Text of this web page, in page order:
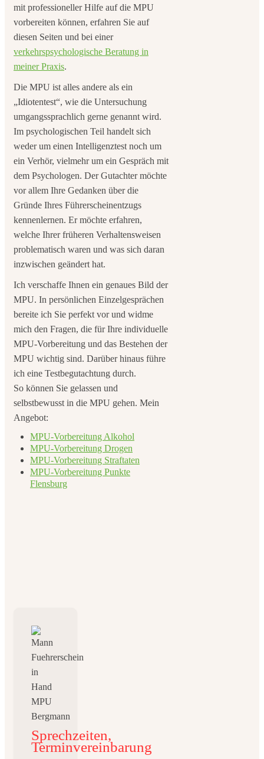
mit professioneller Hilfe auf die MPU
vorbereiten können, erfahren Sie auf
diesen Seiten und bei einer
verkehrspsychologische Beratung in
meiner Praxis.
Die MPU ist alles andere als ein
„Idiotentest“, wie die Untersuchung
umgangssprachlich gerne genannt wird.
Im psychologischen Teil handelt sich
weder um einen Intelligenztest noch um
ein Verhör, vielmehr um ein Gespräch mit
dem Psychologen. Der Gutachter möchte
vor allem Ihre Gedanken über die
Gründe Ihres Führerscheinentzugs
kennenlernen. Er möchte erfahren,
welche Ihrer früheren Verhaltensweisen
problematisch waren und was sich daran
inzwischen geändert hat.
Ich verschaffe Ihnen ein genaues Bild der
MPU. In persönlichen Einzelgesprächen
bereite ich Sie perfekt vor und widme
mich den Fragen, die für Ihre individuelle
MPU-Vorbereitung und das Bestehen der
MPU wichtig sind. Darüber hinaus führe
ich eine Testbegutachtung durch.
So können Sie gelassen und
selbstbewusst in die MPU gehen. Mein
Angebot:
MPU-Vorbereitung Alkohol
MPU-Vorbereitung Drogen
MPU-Vorbereitung Straftaten
MPU-Vorbereitung Punkte
Flensburg
Sprechzeiten,
Terminvereinbarung